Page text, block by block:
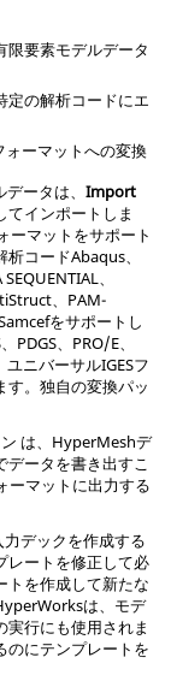
限要素モデルデータ
定の解析コードにエ
ォーマットへの変換
ータは、 Import
てインポートしま
ーマットをサポート
析コードAbaqus
SEQUENTIAL、
PAM-
をサポートし
PDGS 、PRO/E、
ユニバーサルIGESフ
す。独自の変換パッ
は、 HyperMeshデ
ータを書き出すこ
ーマットに出力する
デックを作成する
レートを修正して必
トを作成して新たな
は、モデ
実行にも使用されま
のにテンプレートを